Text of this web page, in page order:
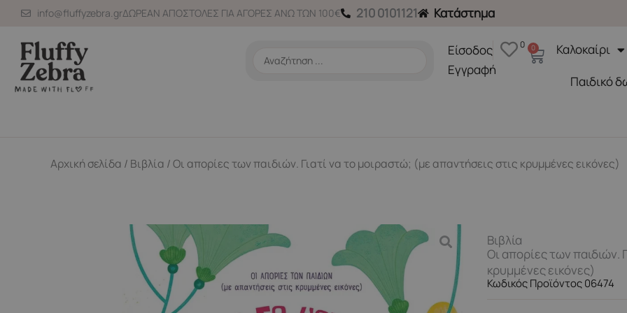
Μετάβαση
περιεχόμενο
info@fluffyzebra.grΔΩΡΕΑΝ ΑΠΟΣΤΟΛΕΣ ΓΙΑ ΑΓΟΡΕΣ ΑΝΩ ΤΩΝ 100€ 210 0101121 Κατάστημα
Search
Είσοδος
Εγγραφή
0 0
CartΚαλοκαίρι
Παιδικό
Αρχική σελίδα / Βιβλία / Οι απορίες των παιδιών. Γιατί να το μοιραστώ; (με απαντήσεις στις κρυμμένες εικόνες)
Βιβλία
Οι απορίες των παιδιών.
κρυμμένες εικόνες)
Κωδικός Προϊόντος 06474